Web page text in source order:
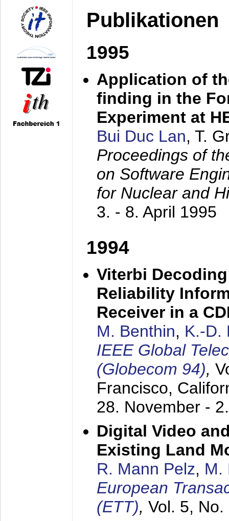
Publikationen
1995
Application of
finding in the
Experiment at
Bui Duc Lan, T.
Proceedings of
on Software
for Nuclear and
3. - 8. April 1995
1994
Viterbi
Reliability
Receiver in a
M. Benthin, K.-D.
IEEE Global
(Globecom 94),
Francisco,
28. November -
Digital Video
Existing Land
R. Mann Pelz, M.
European
(ETT), Vol. 5,